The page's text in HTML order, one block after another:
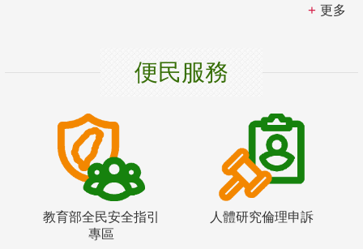
更多
便民服務
教育部全民安全指引
專區
人體研究倫理申訴